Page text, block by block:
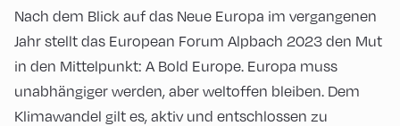
Nach dem Blick auf das Neue Europa im vergangenen
Jahr stellt das European Forum Alpbach 2023 den Mut
in den Mittelpunkt: A Bold Europe. Europa muss
unabhängiger werden, aber weltoffen bleiben. Dem
Klimawandel gilt es, aktiv und entschlossen zu